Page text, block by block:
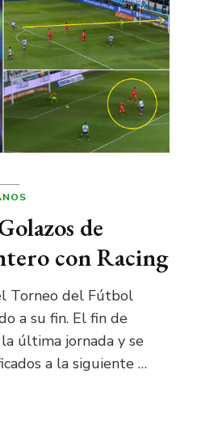
de
con Racing
Torneo del Fútbol
a su fin. El fin de
última jornada y se
a la siguiente …